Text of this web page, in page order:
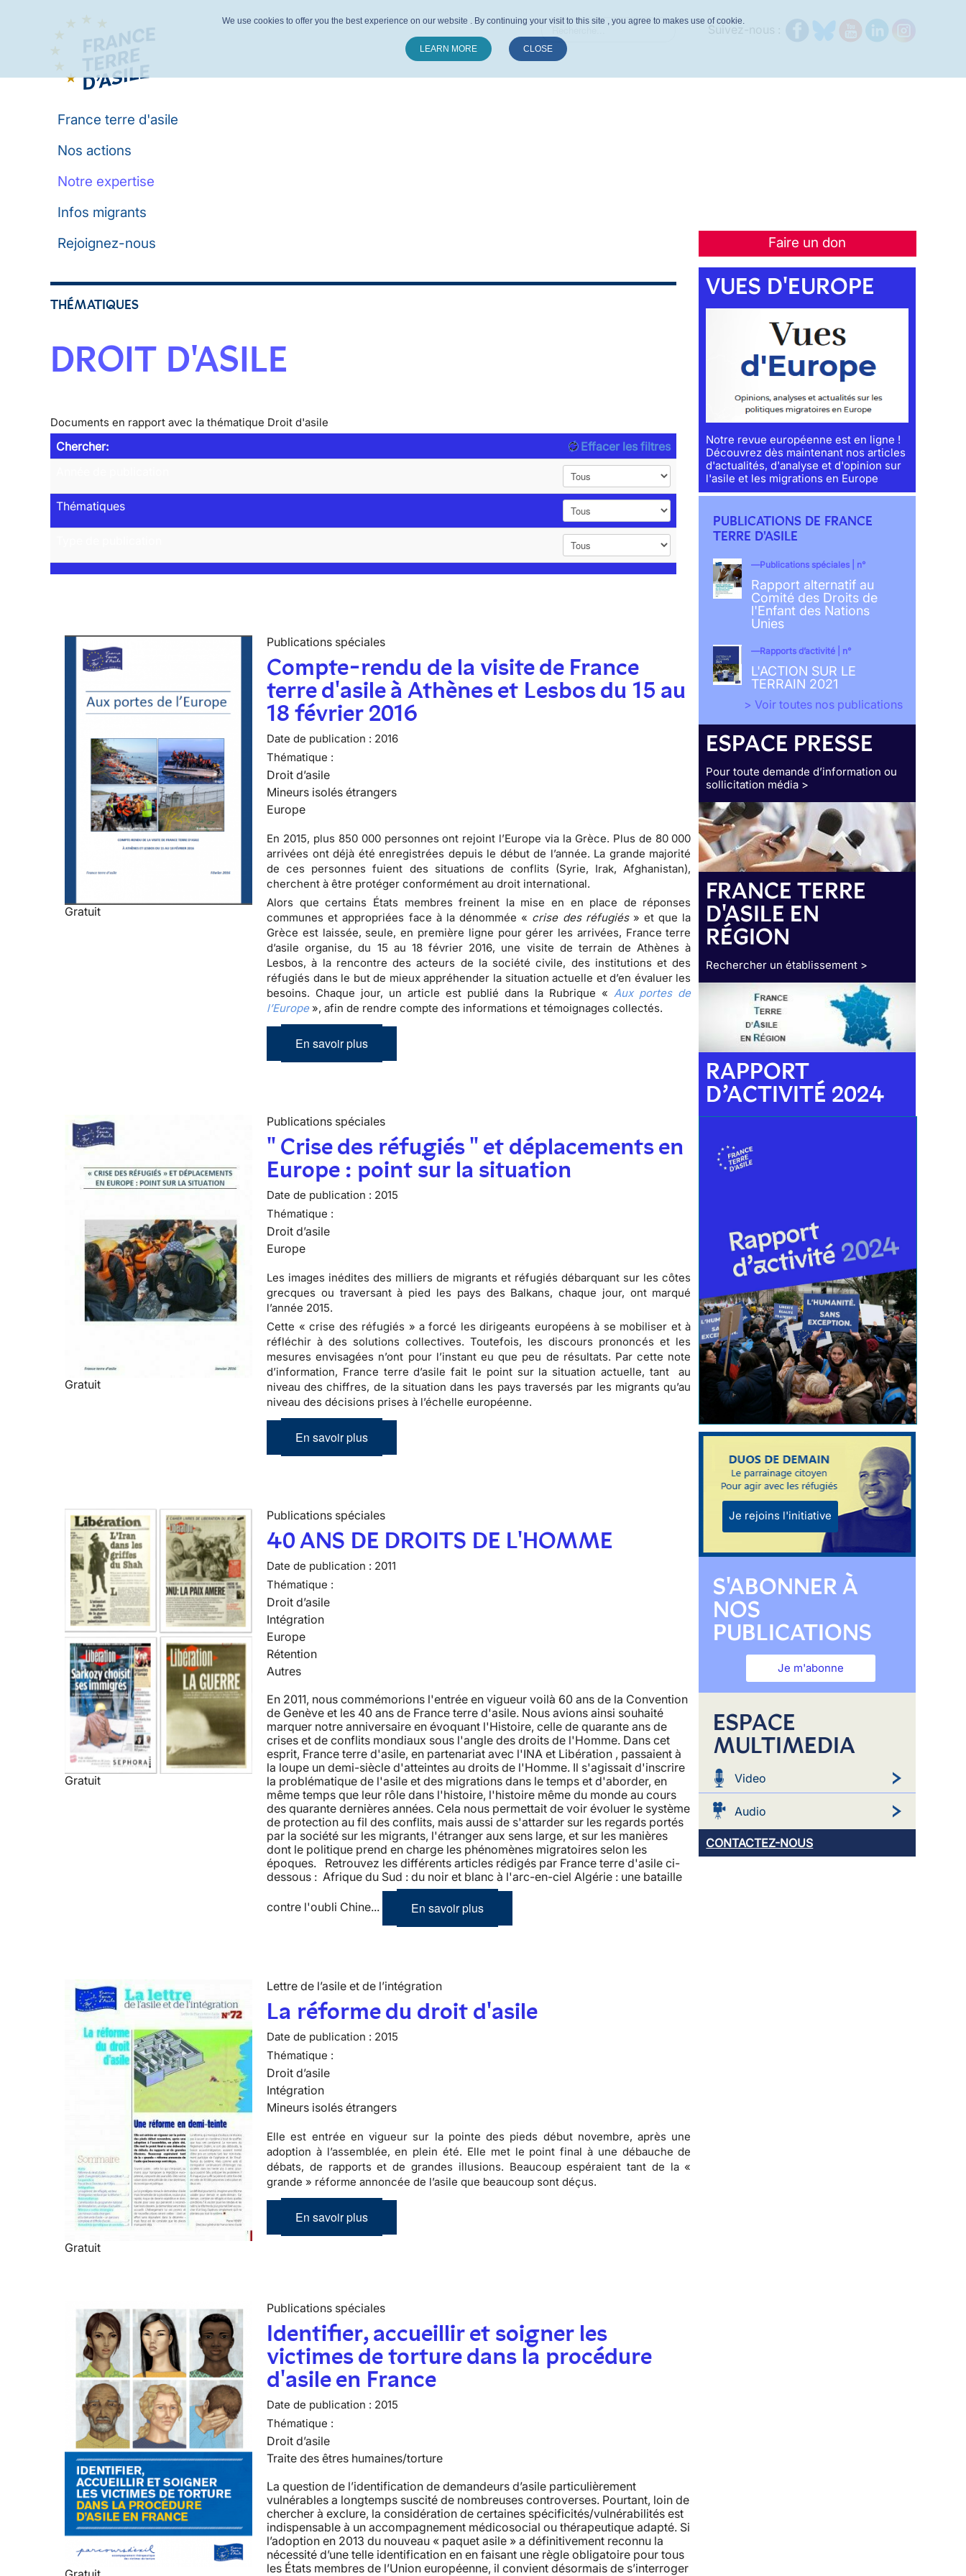
France terre d'asile
Nos actions
Notre expertise
Infos migrants
Faire un don
Rejoignez-nous
THÉMATIQUES
DROIT D'ASILE
Documents en rapport avec la thématique Droit d'asile
Chercher:
Effacer les filtres
Thématiques
Gratuit
Publications spéciales
Compte-rendu de la visite de France
terre d'asile à Athènes et Lesbos du 15 au
18 février 2016
Date de publication : 2016
Thématique :
Droit d’asile
Mineurs isolés étrangers
Europe
En 2015, plus 850 000 personnes ont rejoint l’Europe via la Grèce. Plus de 80 000
arrivées ont déjà été enregistrées depuis le début de l’année. La grande majorité
de ces personnes fuient des situations de conflits (Syrie, Irak, Afghanistan),
cherchent à être protéger conformément au droit international.
Alors que certains États membres freinent la mise en en place de réponses
communes et appropriées face à la dénommée « crise des réfugiés» et que la
Grèce est laissée, seule, en première ligne pour gérer les arrivées, France terre
d’asile organise, du 15 au 18 février 2016, une visite de terrain de Athènes à
Lesbos, à la rencontre des acteurs de la société civile, des institutions et des
réfugiés dans le but de mieux appréhender la situation actuelle et d’en évaluer les
besoins. Chaque jour, un article est publié dans la Rubrique «Aux portes de
l’Europe», afin de rendre compte des informations et témoignages collectés.
En savoir plus
Gratuit
Publications spéciales
" Crise des réfugiés " et déplacements en
Europe : point sur la situation
Date de publication : 2015
Thématique :
Droit d’asile
Europe
Les images inédites des milliers de migrants et réfugiés débarquant sur les côtes
grecques ou traversant à pied les pays des Balkans, chaque jour, ont marqué
l’année 2015.
Cette « crise des réfugiés » a forcé les dirigeants européens à se mobiliser et à
réfléchir à des solutions collectives. Toutefois, les discours prononcés et les
mesures envisagées n’ont pour l’instant eu que peu de résultats. Par cette note
d’information, France terre d’asile fait le point sur la situation actuelle, tant au
niveau des chiffres, de la situation dans les pays traversés par les migrants qu’au
niveau des décisions prises à l’échelle européenne.
En savoir plus
Gratuit
Publications spéciales
40 ANS DE DROITS DE L'HOMME
Date de publication : 2011
Thématique :
Droit d’asile
Intégration
Europe
Rétention
Autres
En 2011, nous commémorions l'entrée en vigueur voilà 60 ans de la Convention
de Genève et les 40 ans de France terre d'asile. Nous avions ainsi souhaité
marquer notre anniversaire en évoquant l'Histoire, celle de quarante ans de
crises et de conflits mondiaux sous l'angle des droits de l'Homme. Dans cet
esprit, France terre d'asile, en partenariat avec l'INA et Libération , passaient à
la loupe un demi-siècle d'atteintes au droits de l'Homme. Il s'agissait d'inscrire
la problématique de l'asile et des migrations dans le temps et d'aborder, en
même temps que leur rôle dans l'histoire, l'histoire même du monde au cours
des quarante dernières années. Cela nous permettait de voir évoluer le système
de protection au fil des conflits, mais aussi de s'attarder sur les regards portés
par la société sur les migrants, l'étranger aux sens large, et sur les manières
dont le politique prend en charge les phénomènes migratoires selon les
époques. Retrouvez les différents articles rédigés par France terre d'asile ci-
dessous : Afrique du Sud : du noir et blanc à l'arc-en-ciel Algérie : une bataille
contre l'oubli Chine... En savoir plus
Gratuit
Lettre de l’asile et de l’intégration
La réforme du droit d'asile
Date de publication : 2015
Thématique :
Droit d’asile
Intégration
Mineurs isolés étrangers
Elle est entrée en vigueur sur la pointe des pieds début novembre, après une
adoption à l’assemblée, en plein été. Elle met le point final à une débauche de
débats, de rapports et de grandes illusions. Beaucoup espéraient tant de la «
grande » réforme annoncée de l’asile que beaucoup sont déçus.
En savoir plus
Publications spéciales
Identifier, accueillir et soigner les
victimes de torture dans la procédure
d'asile en France
Date de publication : 2015
Thématique :
Droit d’asile
Traite des êtres humaines/torture
La question de l’identification de demandeurs d’asile particulièrement
vulnérables a longtemps suscité de nombreuses controverses. Pourtant, loin de
chercher à exclure, la considération de certaines spécificités/vulnérabilités est
indispensable à un accompagnement médicosocial ou thérapeutique adapté. Si
l’adoption en 2013 du nouveau « paquet asile » a définitivement reconnu la
nécessité d’une telle identification en en faisant une règle obligatoire pour tous
les États membres de l’Union européenne, il convient désormais de s’interroger
VUES D'EUROPE
Notre revue européenne est en ligne !
Découvrez dès maintenant nos articles
d'actualités, d'analyse et d'opinion sur
l'asile et les migrations en Europe
PUBLICATIONS DE FRANCE
TERRE D'ASILE
Publications spéciales | n°
Rapport alternatif au
Comité des Droits de
l'Enfant des Nations
Unies
Rapports d’activité | n°
L'ACTION SUR LE
TERRAIN 2021
> Voir toutes nos publications
ESPACE PRESSE
Pour toute demande d’information ou
sollicitation média >
FRANCE TERRE
D'ASILE EN
RÉGION
Rechercher un établissement >
RAPPORT
D’ACTIVITÉ 2024
Je rejoins l'initiative
S'ABONNER À
NOS
PUBLICATIONS
Je m'abonne
ESPACE
MULTIMEDIA
Video
Audio
CONTACTEZ-NOUS
We use cookies to offer you the best experience on our website . By continuing your visit to this site , you agree to makes use of cookie.
LEARN MORE CLOSE